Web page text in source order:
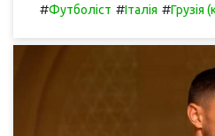
#Футболіст #Італія #Грузія